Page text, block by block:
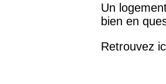
76600 -Le
Un
bien en
Retrouvez